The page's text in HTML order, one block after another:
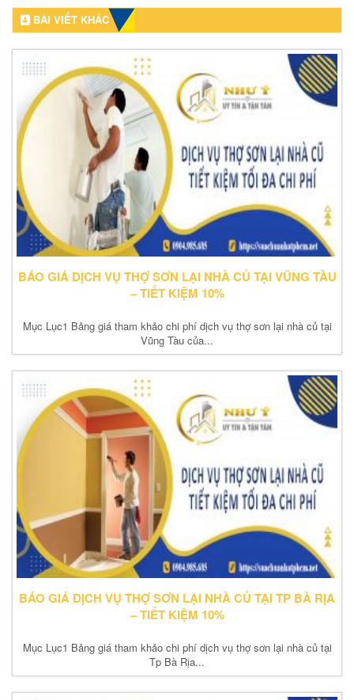
BÀI VIẾT KHÁC
BÁO GIÁ DỊCH VỤ THỢ SƠN LẠI NHÀ CỦ TẠI VŨNG TÀU
– TIẾT KIỆM 10%
Mục Lục1 Bảng giá tham khảo chi phí dịch vụ thợ sơn lại nhà củ tại
Vũng Tàu của...
BÁO GIÁ DỊCH VỤ THỢ SƠN LẠI NHÀ CỦ TẠI TP BÀ RỊA
– TIẾT KIỆM 10%
Mục Lục1 Bảng giá tham khảo chi phí dịch vụ thợ sơn lại nhà củ tại
Tp Bà Rịa...